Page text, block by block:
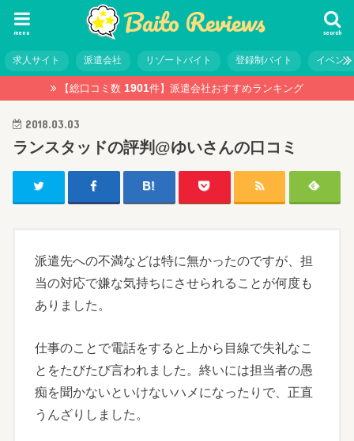
search
menu
求人サイト 派遣会社 リゾートバイト 登録制バイト イベン
【総口コミ数 1901件】派遣会社おすすめランキング
2018.03.03
ランスタッドの評判@ゆいさんの口コミ
派遣先への不満などは特に無かったのですが、担
当の対応で嫌な気持ちにさせられることが何度も
ありました。
仕事のことで電話をすると上から目線で失礼なこ
とをたびたび言われました。終いには担当者の愚
痴を聞かないといけないハメになったりで、正直
うんざりしました。